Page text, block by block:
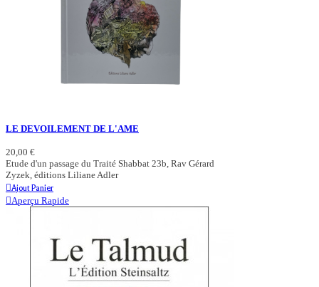
LE DEVOILEMENT DE L'AME
20,00 €
Etude d'un passage du Traité Shabbat 23b, Rav Gérard
Zyzek, éditions Liliane Adler
Ajout Panier
Aperçu Rapide